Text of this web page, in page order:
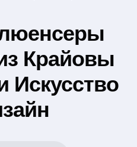
Крайовы
Искусство